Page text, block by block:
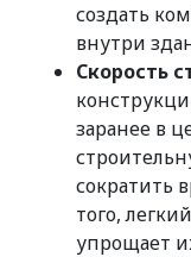
создать
внутри
Скорость
заранее в
сократить
того,
упрощает